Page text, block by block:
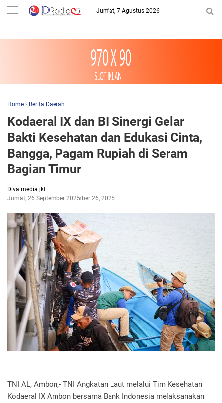
-->
Jum'at, 7 Agustus 2026
Home › Berita Daerah
Kodaeral IX dan BI Sinergi Gelar
Bakti Kesehatan dan Edukasi Cinta,
Bangga, Pagam Rupiah di Seram
Bagian Timur
Diva media jkt
Jumat, 26 September 2025September 26, 2025
TNI AL, Ambon,- TNI Angkatan Laut melalui Tim Kesehatan
Kodaeral IX Ambon bersama Bank Indonesia melaksanakan